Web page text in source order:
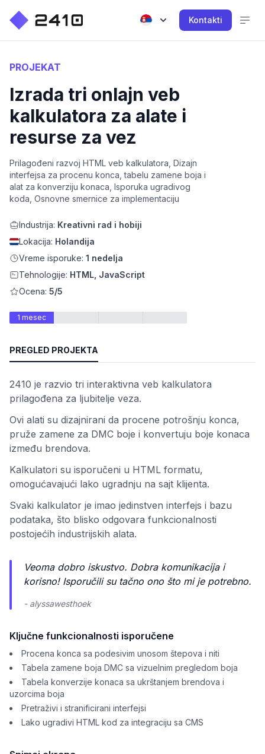
Kontakti
PROJEKAT
Izrada tri onlajn veb
kalkulatora za alate i
resurse za vez
Prilagođeni razvoj HTML veb kalkulatora, Dizajn
interfejsa za procenu konca, tabelu zamene boja i
alat za konverziju konaca, Isporuka ugradivog
koda, Osnovne smernice za implementaciju
Industrija: Kreativni rad i hobiji
Lokacija: Holandija
Vreme isporuke: 1 nedelja
Tehnologije: HTML, JavaScript
Ocena: 5/5
1 mesec
PREGLED PROJEKTA
2410 je razvio tri interaktivna veb kalkulatora
prilagođena za ljubitelje veza.
Ovi alati su dizajnirani da procene potrošnju konca,
pruže zamene za DMC boje i konvertuju boje konaca
između brendova.
Kalkulatori su isporučeni u HTML formatu,
omogućavajući lako ugradnju na sajt klijenta.
Svaki kalkulator je imao jedinstven interfejs i bazu
podataka, što blisko odgovara funkcionalnosti
postojećih industrijskih alata.
Veoma dobro iskustvo. Dobra komunikacija i
korisno! Isporučili su tačno ono što mi je potrebno.
- alyssawesthoek
Ključne funkcionalnosti isporučene
Procena konca sa podesivim unosom štepova i niti
Tabela zamene boja DMC sa vizuelnim pregledom boja
Tabela konverzije konaca sa ukrštanjem brendova i
uzorcima boja
Pretraživi i stranificirani interfejsi
Lako ugradivi HTML kod za integraciju sa CMS